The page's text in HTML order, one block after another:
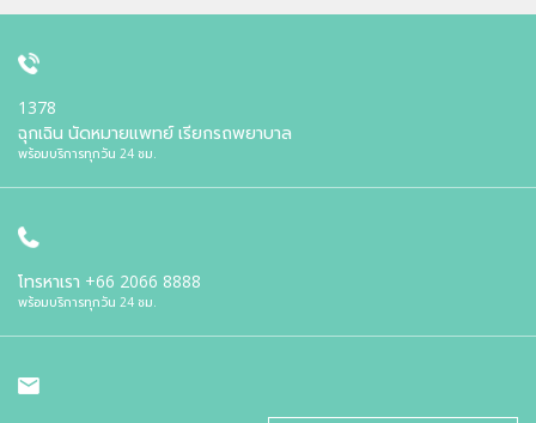
1378
ฉุกเฉิน นัดหมายแพทย์ เรียกรถพยาบาล
พร้อมบริการทุกวัน 24 ชม.
โทรหาเรา +66 2066 8888
พร้อมบริการทุกวัน 24 ชม.